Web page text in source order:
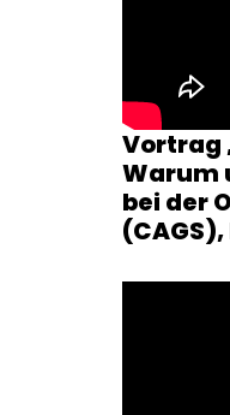
Vortrag
Warum
bei der